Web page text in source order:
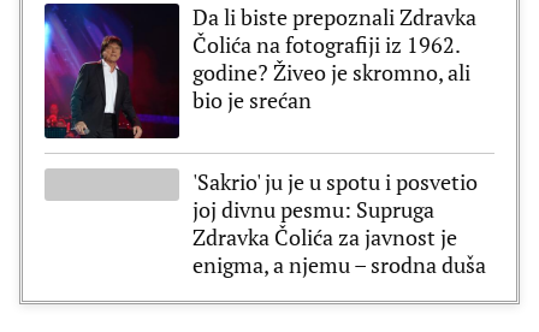
Da li biste prepoznali Zdravka
Čolića na fotografiji iz 1962.
godine? Živeo je skromno, ali
bio je srećan
'Sakrio' ju je u spotu i posvetio
joj divnu pesmu: Supruga
Zdravka Čolića za javnost je
enigma, a njemu – srodna duša